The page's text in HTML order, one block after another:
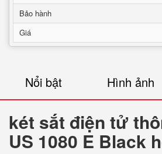
Bảo hành
Giá
Nổi bật Hình ảnh
két sắt điện tử
US 1080 E Black